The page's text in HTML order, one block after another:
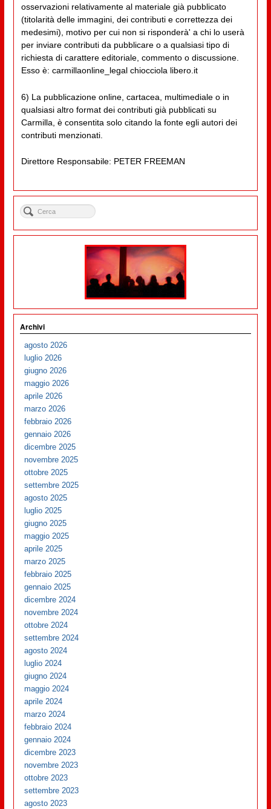
osservazioni relativamente al materiale già pubblicato
(titolarità delle immagini, dei contributi e correttezza dei
medesimi), motivo per cui non si risponderà' a chi lo userà
per inviare contributi da pubblicare o a qualsiasi tipo di
richiesta di carattere editoriale, commento o discussione.
Esso è: carmillaonline_legal chiocciola libero.it
6) La pubblicazione online, cartacea, multimediale o in
qualsiasi altro format dei contributi già pubblicati su
Carmilla, è consentita solo citando la fonte egli autori dei
contributi menzionati.
Direttore Responsabile: PETER FREEMAN
Archivi
agosto 2026
luglio 2026
giugno 2026
maggio 2026
aprile 2026
marzo 2026
febbraio 2026
gennaio 2026
dicembre 2025
novembre 2025
ottobre 2025
settembre 2025
agosto 2025
luglio 2025
giugno 2025
maggio 2025
aprile 2025
marzo 2025
febbraio 2025
gennaio 2025
dicembre 2024
novembre 2024
ottobre 2024
settembre 2024
agosto 2024
luglio 2024
giugno 2024
maggio 2024
aprile 2024
marzo 2024
febbraio 2024
gennaio 2024
dicembre 2023
novembre 2023
ottobre 2023
settembre 2023
agosto 2023